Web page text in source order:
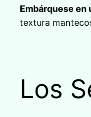
Embárquese
textura
Los